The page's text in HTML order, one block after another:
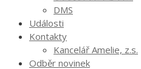
DMS
Události
Kontakty
Kancelář Amelie, z.s.
Odběr novinek